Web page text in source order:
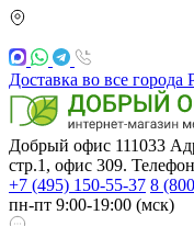
Доставка во все города
Добрый офис 111033
стр.1, офис 309.
+7 (495) 150-55-37 8
пн-пт 9:00-19:00 (мск)